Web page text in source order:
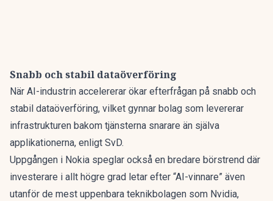
Snabb och stabil dataöverföring
När AI-industrin accelererar ökar efterfrågan på snabb och
stabil dataöverföring, vilket gynnar bolag som levererar
infrastrukturen bakom tjänsterna snarare än själva
applikationerna, enligt SvD.
Uppgången i Nokia speglar också en bredare börstrend där
investerare i allt högre grad letar efter “AI-vinnare” även
utanför de mest uppenbara teknikbolagen som Nvidia,